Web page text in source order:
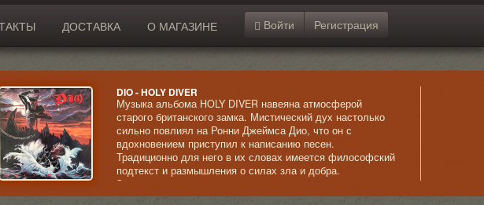
ДОСТАВКА О МАГАЗИНЕ Войти Регистрация
DIO - HOLY DIVER
Музыка альбома HOLY DIVER навеяна атмосферой
старого британского замка. Мистический дух настолько
сильно повлиял на Ронни Джеймса Дио, что он с
вдохновением приступил к написанию песен.
Традиционно для него в их словах имеется философский
подтекст и размышления о силах зла и добра.
Загадочные вступления резко обрываются жестким
ритмом гитары и четким и мощным вокалом Дио. Альбом